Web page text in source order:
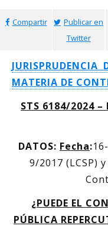
Compartir
Publicar en
Twitter
JURISPRUDENCIA
MATERIA DE
STS 6184/2024 –
DATOS: Fecha:
9/2017 (LCSP)
¿PUEDE EL
PÚBLICA